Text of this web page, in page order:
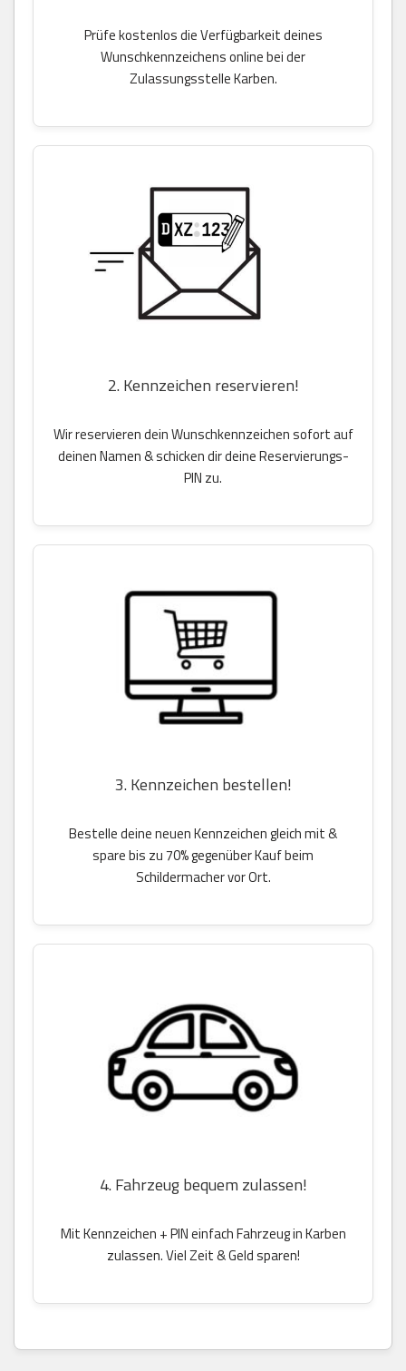
Prüfe kostenlos die Verfügbarkeit deines
Wunschkennzeichens online bei der
Zulassungsstelle Karben.
2. Kennzeichen reservieren!
Wir reservieren dein Wunschkennzeichen sofort auf
deinen Namen & schicken dir deine Reservierungs-
PIN zu.
3. Kennzeichen bestellen!
Bestelle deine neuen Kennzeichen gleich mit &
spare bis zu 70% gegenüber Kauf beim
Schildermacher vor Ort.
4. Fahrzeug bequem zulassen!
Mit Kennzeichen + PIN einfach Fahrzeug in Karben
zulassen. Viel Zeit & Geld sparen!